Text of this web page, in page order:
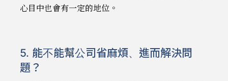
心目中也會有一定的地位。
5. 能不能幫公司省麻煩、進而解決問
題？